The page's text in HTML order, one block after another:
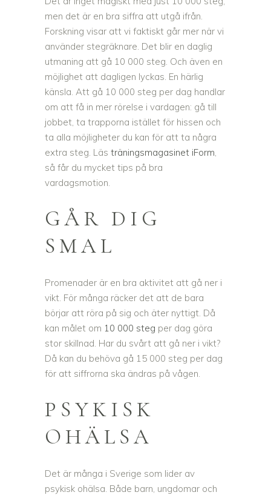
men det är en bra siffra att utgå ifrån.
Forskning visar att vi faktiskt går mer när vi
använder stegräknare. Det blir en daglig
utmaning att gå 10 000 steg. Och även en
möjlighet att dagligen lyckas. En härlig
känsla. Att gå 10 000 steg per dag handlar
om att få in mer rörelse i vardagen: gå till
jobbet, ta trapporna istället för hissen och
ta alla möjligheter du kan för att ta några
extra steg. Läs träningsmagasinet iForm,
så får du mycket tips på bra
vardagsmotion.
GÅR DIG
SMAL
Promenader är en bra aktivitet att gå ner i
vikt. För många räcker det att de bara
börjar att röra på sig och äter nyttigt. Då
kan målet om 10 000 steg per dag göra
stor skillnad. Har du svårt att gå ner i vikt?
Då kan du behöva gå 15 000 steg per dag
för att siffrorna ska ändras på vågen.
PSYKISK
OHÄLSA
Det är många i Sverige som lider av
psykisk ohälsa. Både barn, ungdomar och